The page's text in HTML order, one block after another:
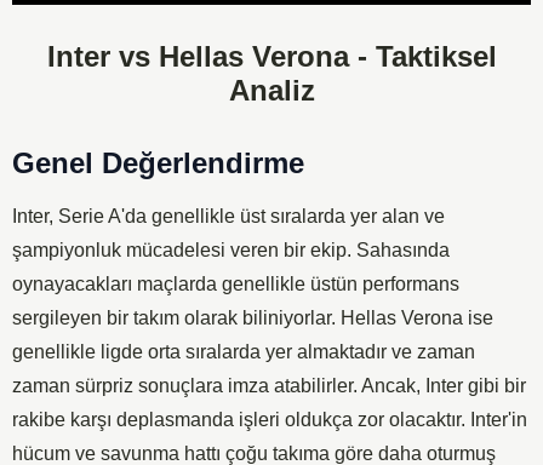
Inter vs Hellas Verona - Taktiksel
Analiz
Genel Değerlendirme
Inter, Serie A'da genellikle üst sıralarda yer alan ve
şampiyonluk mücadelesi veren bir ekip. Sahasında
oynayacakları maçlarda genellikle üstün performans
sergileyen bir takım olarak biliniyorlar. Hellas Verona ise
genellikle ligde orta sıralarda yer almaktadır ve zaman
zaman sürpriz sonuçlara imza atabilirler. Ancak, Inter gibi bir
rakibe karşı deplasmanda işleri oldukça zor olacaktır. Inter'in
hücum ve savunma hattı çoğu takıma göre daha oturmuş